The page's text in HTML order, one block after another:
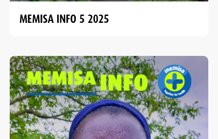
MEMISA INFO 5 2025